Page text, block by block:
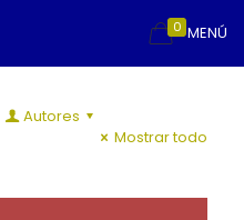
MENÚ
0
Autores
Mostrar todo